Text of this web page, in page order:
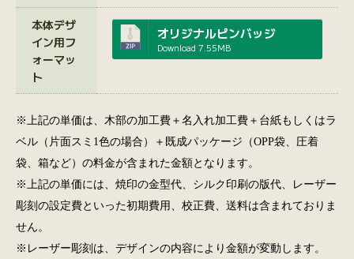
本体デザ
イン用フ
ォーマッ
ト
オリジナルピンバッジ
Download 7.55MB
※上記の単価は、木部の加工費＋名入れ加工費＋台紙もしくはラ
ベル（片面スミ1色の場合）＋既成パッケージ（OPP袋、圧着
袋、箱など）の料金が含まれた金額となります。
※上記の単価には、焼印の金型代、シルク印刷の版代、レーザー
彫刻の設定費といった初期費用、校正費、送料は含まれておりま
せん。
※レーザー彫刻は、デザインの内容により金額が変動します。